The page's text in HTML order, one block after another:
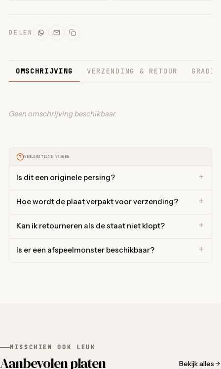
DELEN
OMSCHRIJVING VERZENDING & RETOUR
Geen omschrijving beschikbaar.
VEELGESTELDE VRAGEN
Is dit een originele persing?
Hoe wordt de plaat verpakt voor verzending?
Kan ik retourneren als de staat niet klopt?
Is er een afspeelmonster beschikbaar?
MISSCHIEN OOK LEUK
Aanbevolen platen Bekijk alles